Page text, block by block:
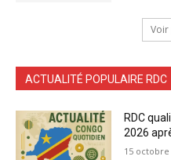
Voir
ACTUALITÉ POPULAIRE RDC
RDC
2026
15 octobre